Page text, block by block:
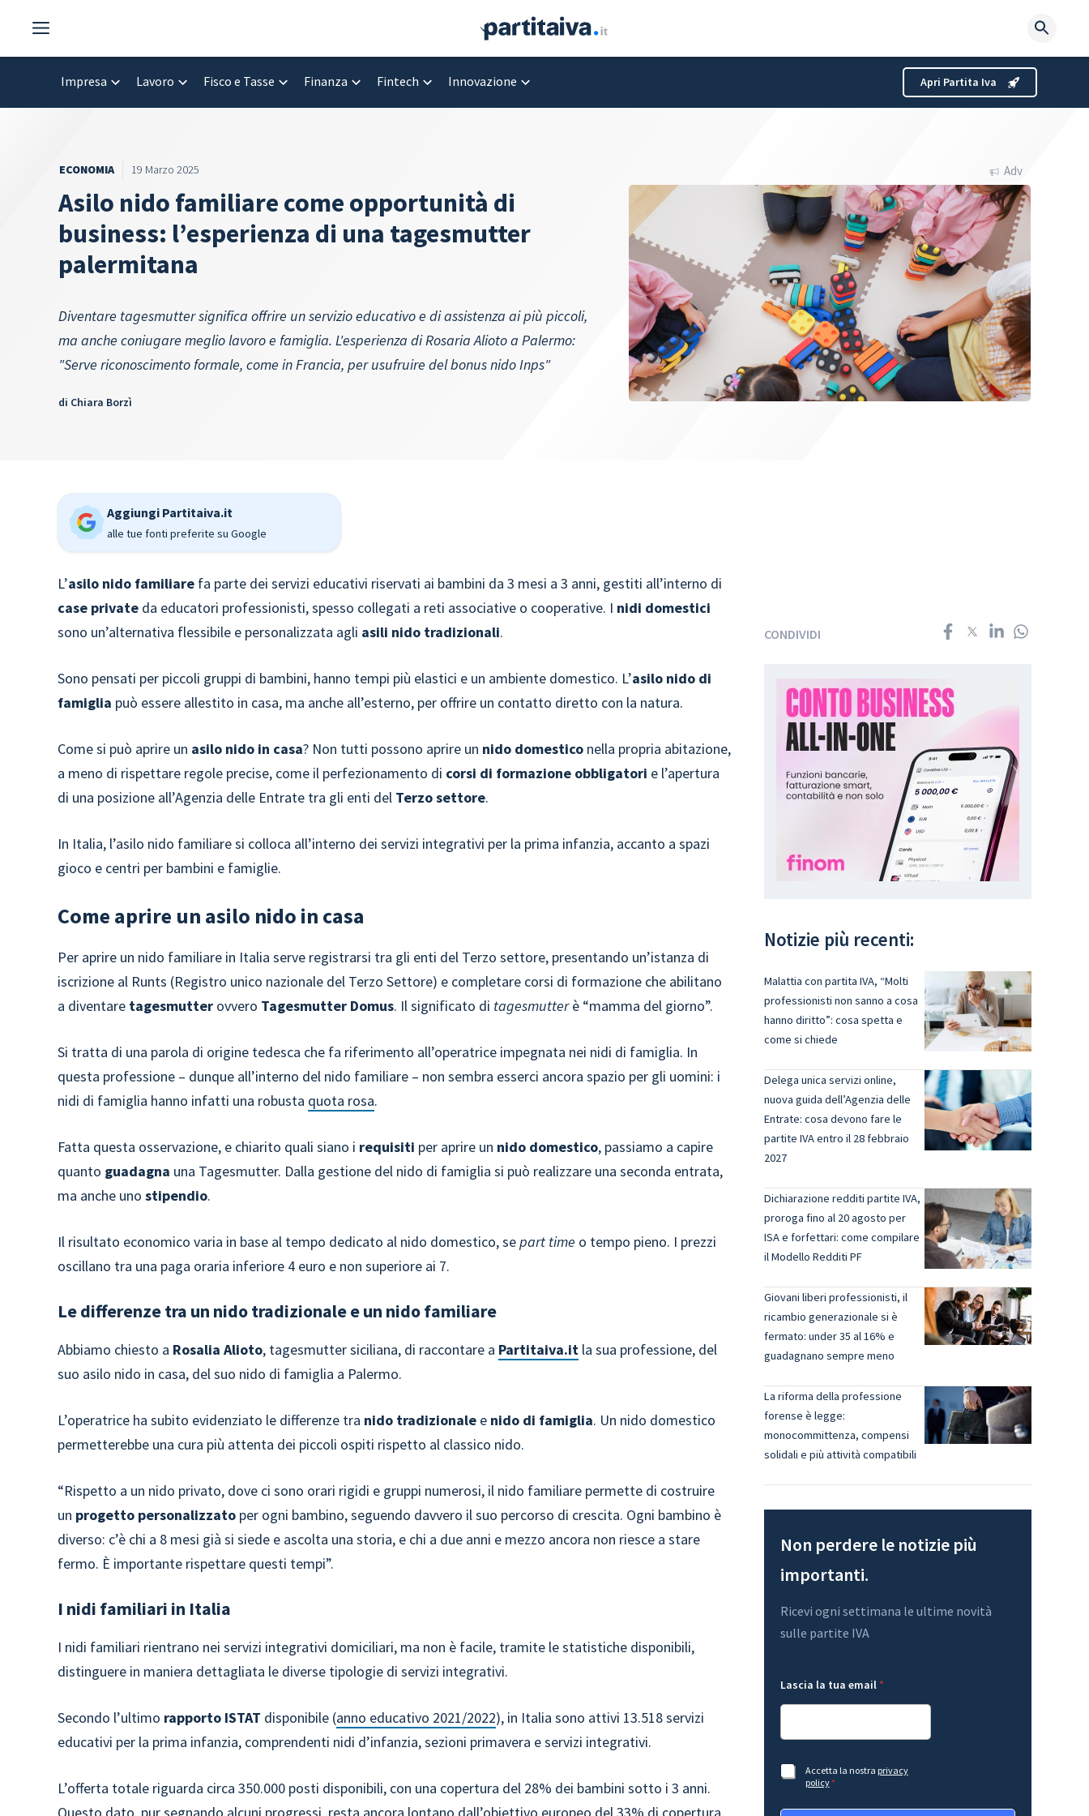
contenuto
Impresa Lavoro Fisco e Tasse Finanza Fintech Innovazione Apri Partita Iva
ECONOMIA 19 Marzo 2025
Asilo nido familiare come opportunità di
business: l’esperienza di una tagesmutter
palermitana
Diventare tagesmutter significa offrire un servizio educativo e di assistenza ai più piccoli,
ma anche coniugare meglio lavoro e famiglia. L'esperienza di Rosaria Alioto a Palermo:
"Serve riconoscimento formale, come in Francia, per usufruire del bonus nido Inps"
di Chiara Borzì
Adv
Aggiungi Partitaiva.it
alle tue fonti preferite su Google
L’asilo nido familiare fa parte dei servizi educativi riservati ai bambini da 3 mesi a 3 anni, gestiti all’interno di
case private da educatori professionisti, spesso collegati a reti associative o cooperative. I nidi domestici
sono un’alternativa flessibile e personalizzata agli asili nido tradizionali.
Sono pensati per piccoli gruppi di bambini, hanno tempi più elastici e un ambiente domestico. L’asilo nido di
famiglia può essere allestito in casa, ma anche all’esterno, per offrire un contatto diretto con la natura.
Come si può aprire un asilo nido in casa? Non tutti possono aprire un nido domestico nella propria abitazione,
a meno di rispettare regole precise, come il perfezionamento di corsi di formazione obbligatori e l’apertura
di una posizione all’Agenzia delle Entrate tra gli enti del Terzo settore.
In Italia, l’asilo nido familiare si colloca all’interno dei servizi integrativi per la prima infanzia, accanto a spazi
gioco e centri per bambini e famiglie.
Come aprire un asilo nido in casa
Per aprire un nido familiare in Italia serve registrarsi tra gli enti del Terzo settore, presentando un’istanza di
iscrizione al Runts (Registro unico nazionale del Terzo Settore) e completare corsi di formazione che abilitano
a diventare tagesmutter ovvero Tagesmutter Domus. Il significato di tagesmutterè “mamma del giorno”.
Si tratta di una parola di origine tedesca che fa riferimento all’operatrice impegnata nei nidi di famiglia. In
questa professione – dunque all’interno del nido familiare – non sembra esserci ancora spazio per gli uomini: i
nidi di famiglia hanno infatti una robusta quota rosa.
Fatta questa osservazione, e chiarito quali siano i requisiti per aprire un nido domestico, passiamo a capire
quanto guadagna una Tagesmutter. Dalla gestione del nido di famiglia si può realizzare una seconda entrata,
ma anche unostipendio.
Il risultato economico varia in base al tempo dedicato al nido domestico, separt time o tempo pieno. I prezzi
oscillano tra una paga oraria inferiore 4 euro e non superiore ai 7.
Le differenze tra un nido tradizionale e un nido familiare
Abbiamo chiesto a Rosalia Alioto, tagesmutter siciliana, di raccontare a Partitaiva.it la sua professione, del
suo asilo nido in casa, del suo nido di famiglia a Palermo.
L’operatrice ha subito evidenziato le differenze tra nido tradizionale e nido di famiglia. Un nido domestico
permetterebbe una cura più attenta dei piccoli ospiti rispetto al classico nido.
“Rispetto a un nido privato, dove ci sono orari rigidi e gruppi numerosi, il nido familiare permette di costruire
un progetto personalizzato per ogni bambino, seguendo davvero il suo percorso di crescita. Ogni bambino è
diverso: c’è chi a 8 mesi già si siede e ascolta una storia, e chi a due anni e mezzo ancora non riesce a stare
fermo. È importante rispettare questi tempi”.
I nidi familiari in Italia
I nidi familiari rientrano nei servizi integrativi domiciliari, ma non è facile, tramite le statistiche disponibili,
distinguere in maniera dettagliata le diverse tipologie di servizi integrativi.
Secondo l’ultimo rapporto ISTAT disponibile (anno educativo 2021/2022), in Italia sono attivi 13.518 servizi
educativi per la prima infanzia, comprendenti nidi d’infanzia, sezioni primavera e servizi integrativi.
L’offerta totale riguarda circa 350.000 posti disponibili, con una copertura del 28% dei bambini sotto i 3 anni.
CONDIVIDI
Notizie più recenti:
Malattia con partita IVA, “Molti
professionisti non sanno a cosa
hanno diritto”: cosa spetta e
come si chiede
Delega unica servizi online,
nuova guida dell’Agenzia delle
Entrate: cosa devono fare le
partite IVA entro il 28 febbraio
2027
Dichiarazione redditi partite IVA,
proroga fino al 20 agosto per
ISA e forfettari: come compilare
il Modello Redditi PF
Giovani liberi professionisti, il
ricambio generazionale si è
fermato: under 35 al 16% e
guadagnano sempre meno
La riforma della professione
forense è legge:
monocommittenza, compensi
solidali e più attività compatibili
Non perdere le notizie più
importanti.
Ricevi ogni settimana le ultime novità
sulle partite IVA
a
c
a
G
P
Lascia la tua email *
aA
c
e
Accetta la nostra privacy
policy*